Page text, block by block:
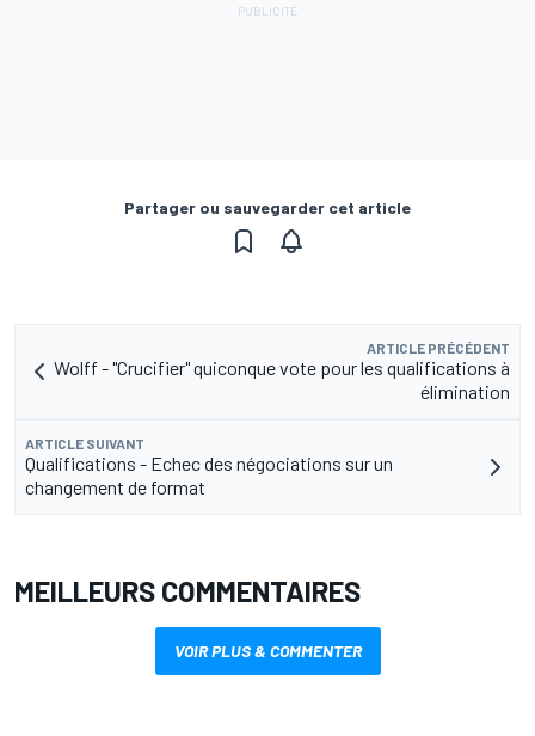
Partager ou sauvegarder cet article
ARTICLE PRÉCÉDENT
Wolff - "Crucifier" quiconque vote pour les qualifications à
élimination
ARTICLE SUIVANT
Qualifications - Echec des négociations sur un
changement de format
MEILLEURS COMMENTAIRES
VOIR PLUS & COMMENTER